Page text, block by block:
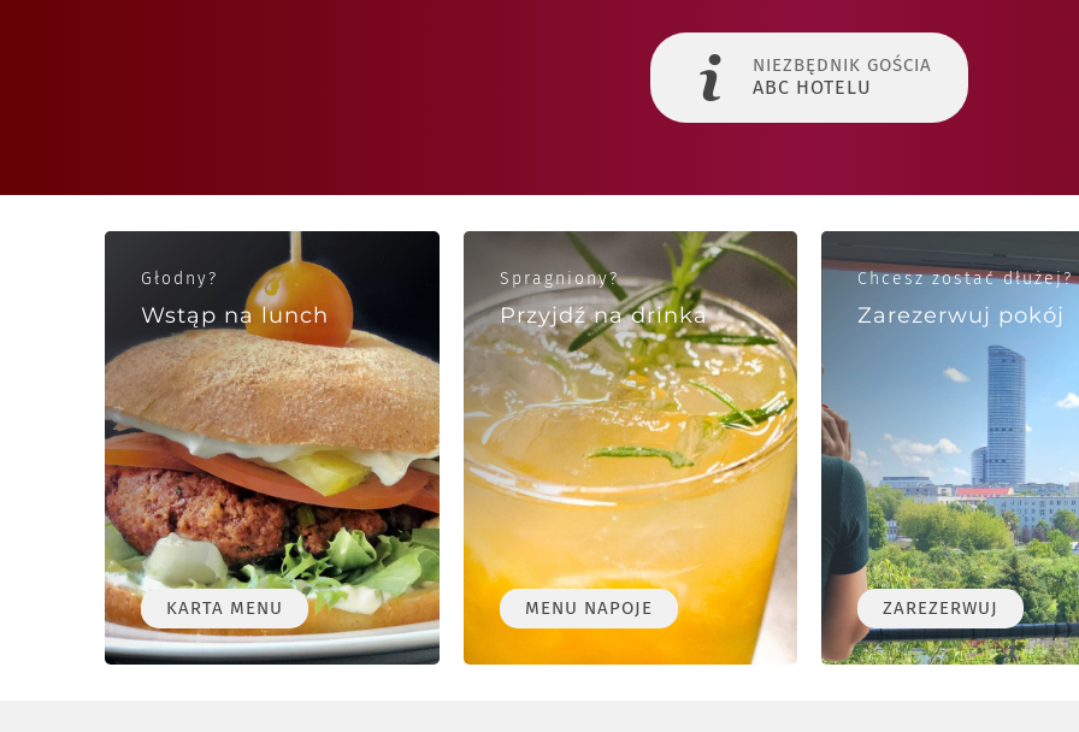
NIEZBĘDNIK GOŚCIA
ABC HOTELU
Wstąp na lunch
Głodny?
KARTA MENU
Przyjdź na drinka
Spragniony?
MENU NAPOJE
Zarezerwuj pokój
Chcesz zostać dłużej?
ZAREZERWUJ